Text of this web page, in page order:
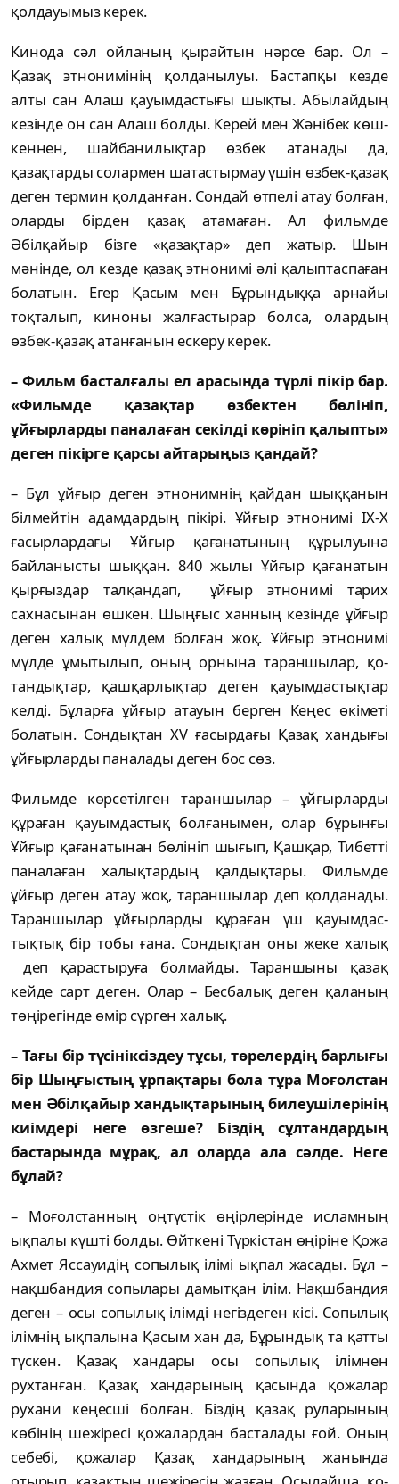
қолдауы­мыз керек.
Кинода сәл ойланың қырайтын нәрсе бар. Ол –
Қазақ этнонимінің қолданылуы. Бастап­қы кезде
алты сан Алаш қауымдастығы шық­ты. Абылайдың
кезінде он сан Алаш болды. Ке­­рей мен Жәнібек көш­
кеннен, шайбани­лық­тар өзбек атанады да,
қазақтарды солар­мен шатастырмау үшін өз­бек-қазақ
деген термин қолданған. Сондай өт­пелі атау болған,
олар­ды бірден қазақ ата­ма­ған. Ал фильмде
Әбілқайыр бізге «қазақтар» деп жатыр. Шын
мәнінде, ол кезде қазақ эт­нонимі әлі қалып­тас­паған
болатын. Егер Қа­­сым мен Бұрын­дыққа арнайы
тоқталып, ки­­ноны жалғастырар болса, олардың
өзбек-қа­зақ атанғанын ескеру керек.
– Фильм басталғалы ел арасында түрлі пі­кір бар.
«Фильмде қазақтар өзбектен бөлініп,
ұйғырларды паналаған секілді көрініп қалыпты»
деген пікірге қарсы айтарыңыз қандай?
– Бұл ұйғыр деген этнонимнің қайдан шық­қанын
білмейтін адамдардың пікірі. Ұй­ғыр этнонимі ІХ-Х
ғасырлардағы Ұйғыр қа­ғанатының құрылуына
байланысты шыққан. 840 жылы Ұйғыр қағанатын
қырғыздар тал­қандап, ұйғыр этнонимі тарих
сахнасынан өш­кен. Шыңғыс ханның кезінде ұйғыр
деген ха­лық мүлдем болған жоқ. Ұйғыр этнонимі
мүл­де ұмытылып, оның орнына тараншылар, қо­
тандықтар, қашқарлықтар деген қауым­дас­тықтар
келді. Бұларға ұйғыр атауын берген Кеңес өкіметі
болатын. Сондықтан ХV ғасыр­дағы Қазақ хандығы
ұйғырларды паналады деген бос сөз.
Фильмде көрсетілген тараншылар – ұй­ғырларды
құраған қауымдастық болғанымен, олар бұрынғы
Ұйғыр қағанатынан бөлініп шығып, Қашқар, Тибетті
паналаған халық­тардың қалдықтары. Фильмде
ұйғыр деген атау жоқ, тараншылар деп қолданады.
Таран­шылар ұйғырларды құраған үш қауым­дас­
тықтық бір тобы ғана. Сондықтан оны жеке ха­лық
деп қарастыруға болмайды. Таран­шы­ны қазақ
кейде сарт деген. Олар – Бесбалық деген қаланың
төңірегінде өмір сүрген халық.
– Тағы бір түсініксіздеу тұсы, төрелердің бар­лығы
бір Шыңғыстың ұрпақтары бола тұра Мо­ғолстан
мен Әбілқайыр хандықтарының билеушілерінің
киімдері неге өзгеше? Біздің сұл­тандардың
бастарында мұрақ, ал оларда ала сәл­де. Неге
бұлай?
– Моғолстанның оңтүстік өңірлерінде ис­ламның
ықпалы күшті болды. Өйткені Түр­кістан өңіріне Қожа
Ахмет Яссауидің со­пылық ілімі ықпал жасады. Бұл –
нақшбандия сопылары дамытқан ілім. Нақшбандия
деген – осы сопылық ілімді негіздеген кісі. Сопы­лық
ілімнің ықпалына Қасым хан да, Бұрын­дық та қатты
түскен. Қазақ хандары осы со­пы­лық ілімнен
рухтанған. Қазақ хандарының қа­сында қожалар
рухани кеңесші болған. Біздің қазақ руларының
көбінің шежіресі қо­жалардан басталады ғой. Оның
себебі, қо­жалар Қазақ хандарының жанында